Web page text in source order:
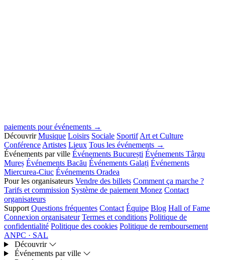
paiements pour événements →
Découvrir Musique Loisirs Sociale Sportif Art et Culture
Conférence Artistes Lieux Tous les événements →
Événements par ville Événements București Événements Târgu
Mureș Événements Bacău Événements Galați Événements
Miercurea-Ciuc Événements Oradea
Pour les organisateurs Vendre des billets Comment ça marche ?
Tarifs et commission Système de paiement Monez Contact
organisateurs
Support Questions fréquentes Contact Équipe Blog Hall of Fame
Connexion organisateur Termes et conditions Politique de
confidentialité Politique des cookies Politique de remboursement
ANPC · SAL
Découvrir
Événements par ville